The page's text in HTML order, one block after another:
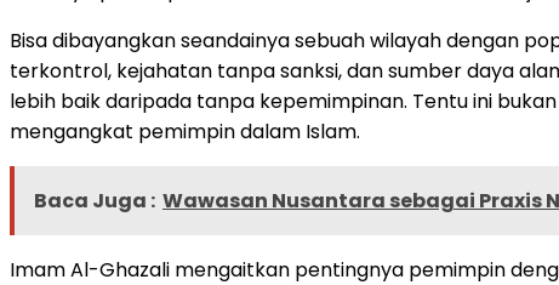
Bisa dibayangkan seandainya sebuah wilayah dengan
terkontrol, kejahatan tanpa sanksi, dan sumber daya
lebih baik daripada tanpa kepemimpinan. Tentu ini
mengangkat pemimpin dalam Islam.
Baca Juga : Wawasan Nusantara sebagai Praxis
Imam Al-Ghazali mengaitkan pentingnya pemimpin